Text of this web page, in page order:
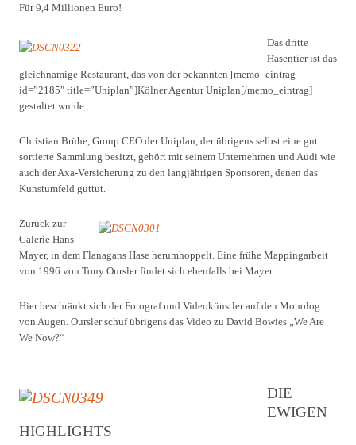
Für 9,4 Millionen Euro!
Das dritte
Hasentier ist das
gleichnamige Restaurant, das von der bekannten [memo_eintrag
id=”2185″ title=”Uniplan”]Kölner Agentur Uniplan[/memo_eintrag]
gestaltet wurde.
Christian Brühe, Group CEO der Uniplan, der übrigens selbst eine gut
sortierte Sammlung besitzt, gehört mit seinem Unternehmen und Audi wie
auch der Axa-Versicherung zu den langjährigen Sponsoren, denen das
Kunstumfeld guttut.
Zurück zur
Galerie Hans
Mayer, in dem Flanagans Hase herumhoppelt. Eine frühe Mappingarbeit
von 1996 von Tony Oursler findet sich ebenfalls bei Mayer.
Hier beschränkt sich der Fotograf und Videokünstler auf den Monolog
von Augen. Oursler schuf übrigens das Video zu David Bowies „We Are
We Now?“
DIE
EWIGEN
HIGHLIGHTS